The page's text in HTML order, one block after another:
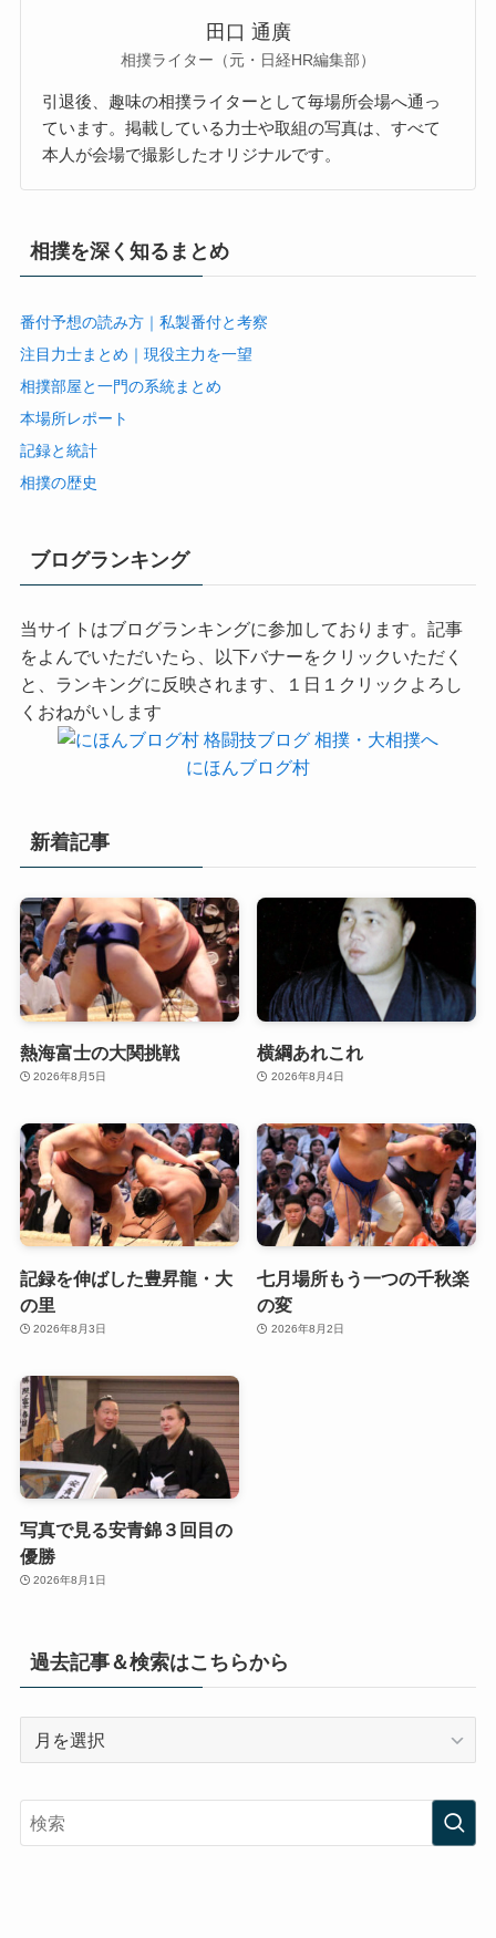
田口 通廣
相撲ライター（元・日経HR編集部）
引退後、趣味の相撲ライターとして毎場所会場へ通っ
ています。掲載している力士や取組の写真は、すべて
本人が会場で撮影したオリジナルです。
相撲を深く知るまとめ
番付予想の読み方｜私製番付と考察
注目力士まとめ｜現役主力を一望
相撲部屋と一門の系統まとめ
本場所レポート
記録と統計
相撲の歴史
ブログランキング
当サイトはブログランキングに参加しております。記事
をよんでいただいたら、以下バナーをクリックいただく
と、ランキングに反映されます、１日１クリックよろし
くおねがいします
にほんブログ村
新着記事
熱海富士の大関挑戦
2026年8月5日
横綱あれこれ
2026年8月4日
記録を伸ばした豊昇龍・大
の里
2026年8月3日
七月場所もう一つの千秋楽
の変
2026年8月2日
写真で見る安青錦３回目の
優勝
2026年8月1日
過去記事＆検索はこちらから
事
＆